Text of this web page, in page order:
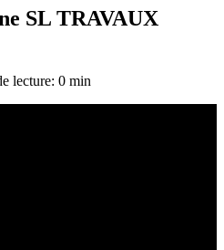
SL TRAVAUX
lecture: 0 min